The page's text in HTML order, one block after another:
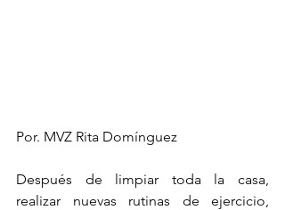
Por. MVZ Rita Domínguez
Después de limpiar toda la casa,
realizar nuevas rutinas de ejercicio,